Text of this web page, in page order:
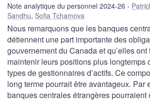
Note analytique du personnel 2024-26
Sandhu, Sofia Tchamova
Nous remarquons que les banques
détiennent une part importante des
gouvernement du Canada et qu’elles
maintenir leurs positions plus longtemps
types de gestionnaires d’actifs. Ce
long terme pourrait être avantageux. Par
banques centrales étrangères pourraient